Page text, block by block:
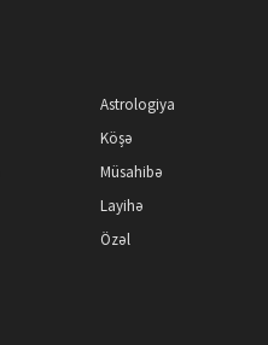
Astrologiya
Köşə
Müsahibə
Layihə
Özəl